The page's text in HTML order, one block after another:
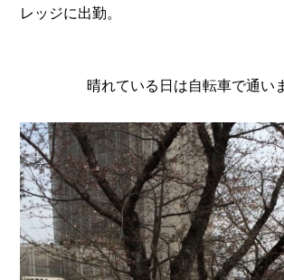
レッジに出勤。
晴れている日は自転車で通い